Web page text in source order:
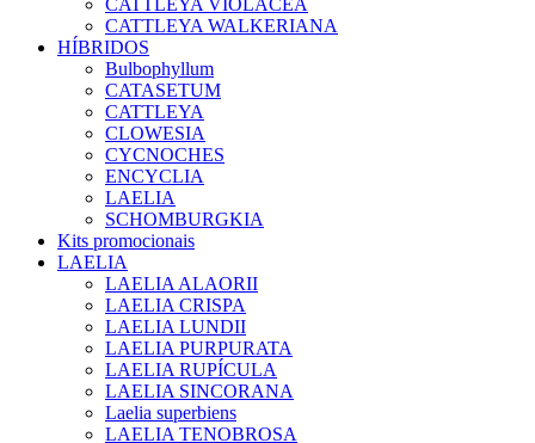
CATTLEYA WALKERIANA
HÍBRIDOS
Bulbophyllum
CATASETUM
CATTLEYA
CLOWESIA
CYCNOCHES
ENCYCLIA
LAELIA
SCHOMBURGKIA
Kits promocionais
LAELIA
LAELIA ALAORII
LAELIA CRISPA
LAELIA LUNDII
LAELIA PURPURATA
LAELIA RUPÍCULA
LAELIA SINCORANA
Laelia superbiens
LAELIA TENOBROSA